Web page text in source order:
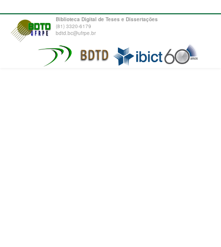
Biblioteca Digital de Teses e Dissertações
(81) 3320-6179
bdtd.bc@ufrpe.br